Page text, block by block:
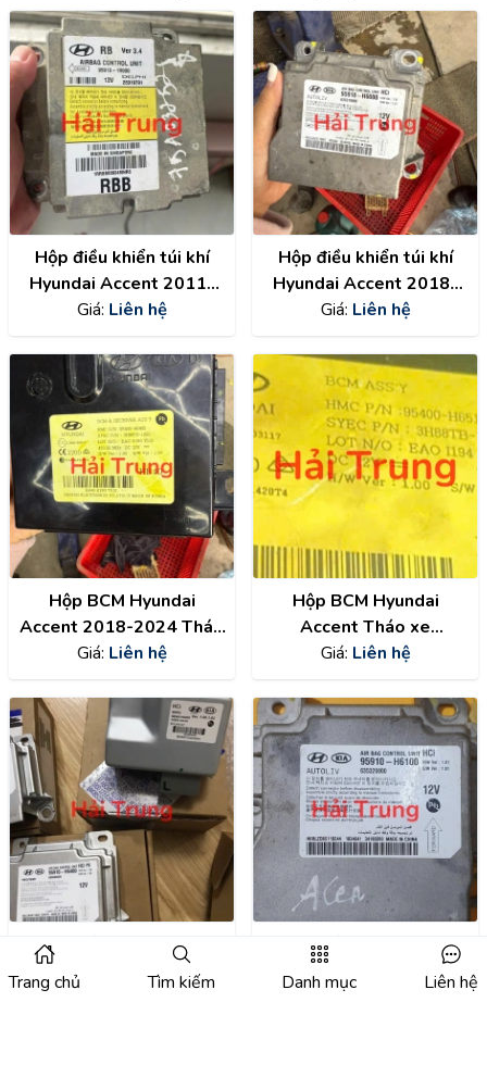
Hộp điều khiển túi khí
Hyundai Accent 2011-
2017 Tháo xe
Giá: Liên hệ
Hộp điều khiển túi khí
Hyundai Accent 2018-
2024 Tháo xe
Giá: Liên hệ
Hộp BCM Hyundai
Accent 2018-2024 Tháo
xe 95400H6400
Giá: Liên hệ
Hộp BCM Hyundai
Accent Tháo xe
95400H6510
Giá: Liên hệ
Hộp điều khiển túi khí
Hyundai Accent 2018-
2020 95910H6400
Giá: Liên hệ
Hộp điều khiển túi khí
Accent 2018-2021 Tháo
xe 95910H6100
Giá:Liên hệ
Trang chủ Tìm kiếm Danh mục Liên hệ